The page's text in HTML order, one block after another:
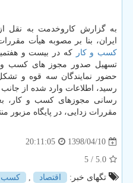
به گزارش كاروخدمت به نقل
ایران، بنا بر مصوبه هیأت
كسب و كار
كه در بیست و
تسهیل صدور مجوز های كسب و
حضور نمایندگان سه قوه و
رسید، اطلاعات وارد شده از جانب
رسانی مجوزهای كسب و كار،
مقررات زدایی، در پایگاه مزبور
1398/04/10
20:11:05
5.0
/ 5
تگهای خبر:
اقتصاد , كسب